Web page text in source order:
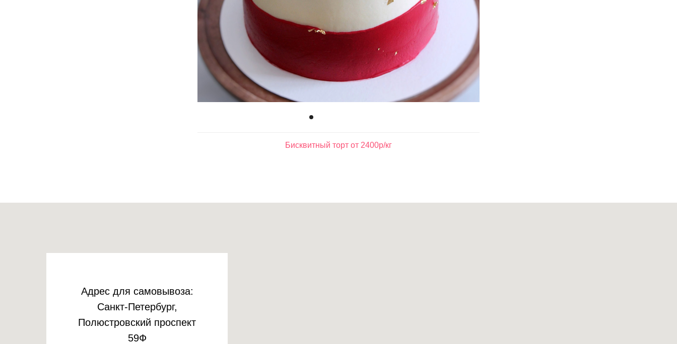
Бисквитный торт от 2400р/кг
Адрес для самовывоза:
Санкт-Петербург,
Полюстровский проспект
59Ф